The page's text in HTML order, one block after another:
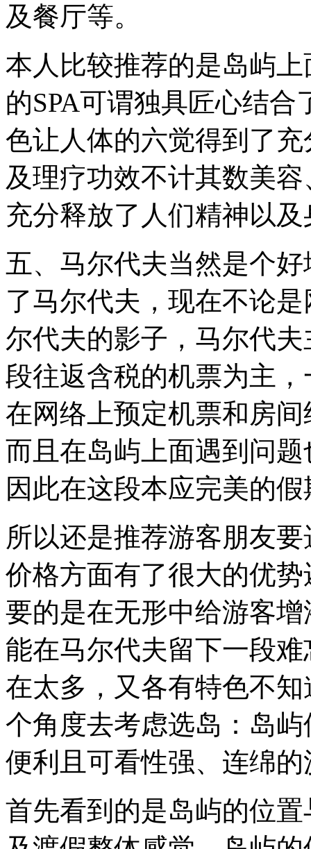
及餐厅等。
本人比较推荐的是岛屿
的SPA可谓独具匠心结
色让人体的六觉得到了
及理疗功效不计其数美
充分释放了人们精神以
五、马尔代夫当然是个
了马尔代夫，现在不论
尔代夫的影子，马尔代
段往返含税的机票为主
在网络上预定机票和房
而且在岛屿上面遇到问
因此在这段本应完美
所以还是推荐游客朋友
价格方面有了很大的优
要的是在无形中给游客
能在马尔代夫留下一段
在太多，又各有特色不
个角度去考虑选岛：岛
便利且可看性强、连
首先看到的是岛屿的位